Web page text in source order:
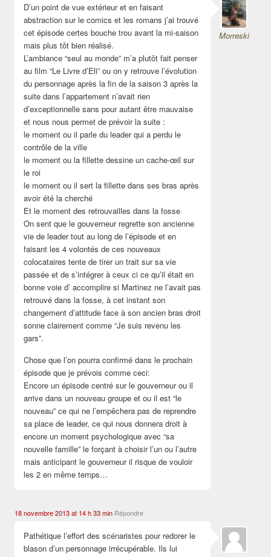
Morreski
D’un point de vue extérieur et en faisant
abstraction sur le comics et les romans j’ai trouvé
cet épisode certes bouche trou avant la mi-saison
mais plus tôt bien réalisé.
L’ambiance “seul au monde” m’a plutôt fait penser
au film “Le Livre d’Eli” ou on y retrouve l’évolution
du personnage après la fin de la saison 3 après la
suite dans l’appartement n’avait rien
d’exceptionnelle sans pour autant être mauvaise
et nous nous permet de prévoir la suite :
le moment ou il parle du leader qui a perdu le
contrôle de la ville
le moment ou la fillette dessine un cache-œil sur
le roi
le moment ou il sert la fillette dans ses bras après
avoir été la cherché
Et le moment des retrouvailles dans la fosse
On sent que le gouverneur regrette son ancienne
vie de leader tout au long de l’épisode et en
faisant les 4 volontés de ces nouveaux
colocataires tente de tirer un trait sur sa vie
passée et de s’intégrer à ceux ci ce qu’il était en
bonne voie d’ accomplire si Martinez ne l’avait pas
retrouvé dans la fosse, à cet instant son
changement d’attitude face à son ancien bras droit
sonne clairement comme “Je suis revenu les
gars”.
Chose que l’on pourra confirmé dans le prochain
épisode que je prévois comme ceci:
Encore un épisode centré sur le gouverneur ou il
arrive dans un nouveau groupe et ou il est “le
nouveau” ce qui ne l’empêchera pas de reprendre
sa place de leader, ce qui nous donnera droit à
encore un moment psychologique avec “sa
nouvelle famille” le forçant à choisir l’un ou l’autre
mais anticipant le gouverneur il risque de vouloir
les 2 en même temps…
18 novembre 2013 at 14 h 33 min Répondre
Pathétique l’effort des scénaristes pour redorer le
blason d’un personnage irrécupérable. Ils lui